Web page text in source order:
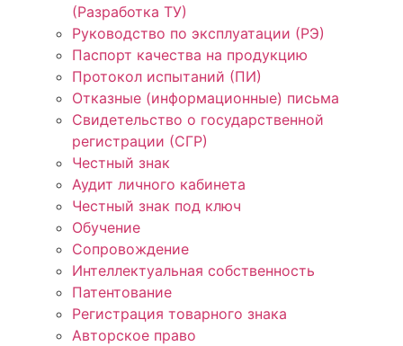
(Разработка ТУ)
Руководство по эксплуатации (РЭ)
Паспорт качества на продукцию
Протокол испытаний (ПИ)
Отказные (информационные) письма
Свидетельство о государственной
регистрации (СГР)
Честный знак
Аудит личного кабинета
Честный знак под ключ
Обучение
Сопровождение
Интеллектуальная собственность
Патентование
Регистрация товарного знака
Авторское право